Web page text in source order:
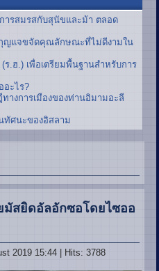
ารสมรสกับสุนัขและม้า ตลอด
ญแจขจัดคุณลักษณะที่ไม่ดีงามใน
.ฮ.) เพื่อเตรียมพื้นฐานสำหรับการ
อะไร?
งการเมืองของท่านอิมามอะลี
ทัศนะของอิสลาม
มัสยิดอัลอักซอโดยไซออ
2019 15:44 | Hits: 3788